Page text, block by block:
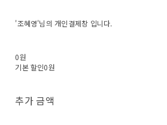
'조혜영'님의 개인결제창 입니다.
0원
기본 할인0원
추가 금액